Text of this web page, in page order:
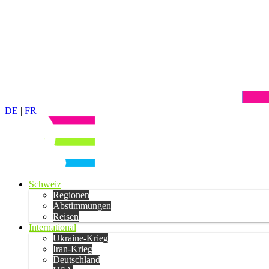
DE | FR
Schweiz
Regionen
Abstimmungen
Reisen
International
Ukraine-Krieg
Iran-Krieg
Deutschland